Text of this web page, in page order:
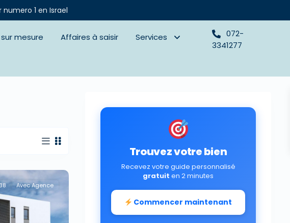
1 en Israel
mesure Affaires à saisir Services
072-
3341277
Avec Agence
Trouvez votre bien
Recevez votre guide personnalisé
gratuit en 2 minutes
Commencer maintenant